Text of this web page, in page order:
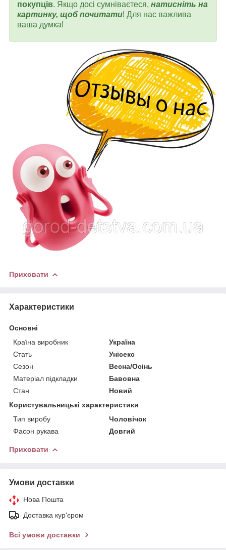
покупців. Якщо досі сумніваєтеся, натисніть на
картинку, щоб почитати! Для нас важлива
ваша думка!
Приховати
Характеристики
Основні
Країна виробник
Україна
Стать
Унісекс
Сезон
Весна/Осінь
Матеріал підкладки
Бавовна
Стан
Новий
Користувальницькі характеристики
Тип виробу
Чоловічок
Фасон рукава
Довгий
Приховати
Умови доставки
Нова Пошта
Доставка кур'єром
Всі умови доставки